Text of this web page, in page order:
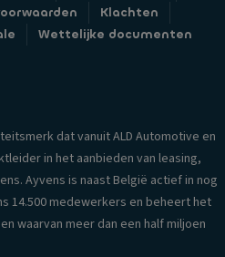
Klachten
Wettelijke documenten
dat vanuit ALD Automotive en
in het aanbieden van leasing,
Ayvens is naast België actief in nog
14.500 medewerkers en beheert het
waarvan meer dan een half miljoen